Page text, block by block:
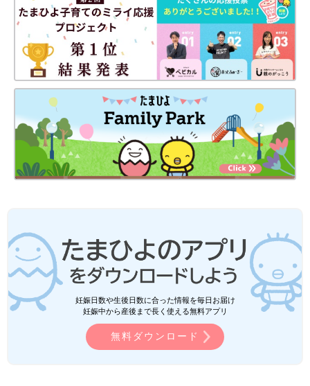
妊娠日数や生後日数に合った情報を毎日お届け
妊娠中から産後まで長く使える無料アプリ
無料ダウンロード